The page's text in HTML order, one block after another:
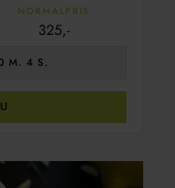
NORMALPRIS
325,-
M. 3 S.